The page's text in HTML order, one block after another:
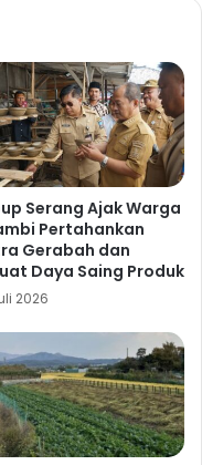
Serang Ajak Warga
Pertahankan
Gerabah dan
Daya Saing Produk
2026